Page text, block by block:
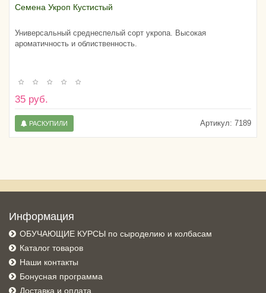
Семена Укроп Кустистый
Универсальный среднеспелый сорт укропа. Высокая
ароматичность и облиственность.
35 руб.
Артикул: 7189
РАСКУПИЛИ
Информация
ОБУЧАЮЩИЕ КУРСЫ по сыроделию и колбасам
Каталог товаров
Наши контакты
Бонусная программа
Доставка и оплата